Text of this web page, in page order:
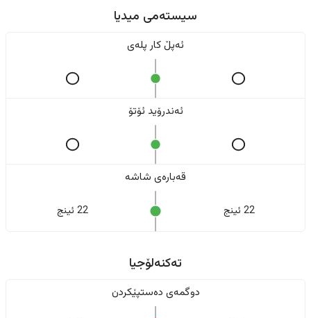
سیستەمی میدیا
ئەپڵ کار پلەی
ئەندرۆید ئۆتۆ
قەبارەی شاشە
22 ئینج 22 ئینج
تەکنەلۆجیا
دوگمەی دەستپێکردن